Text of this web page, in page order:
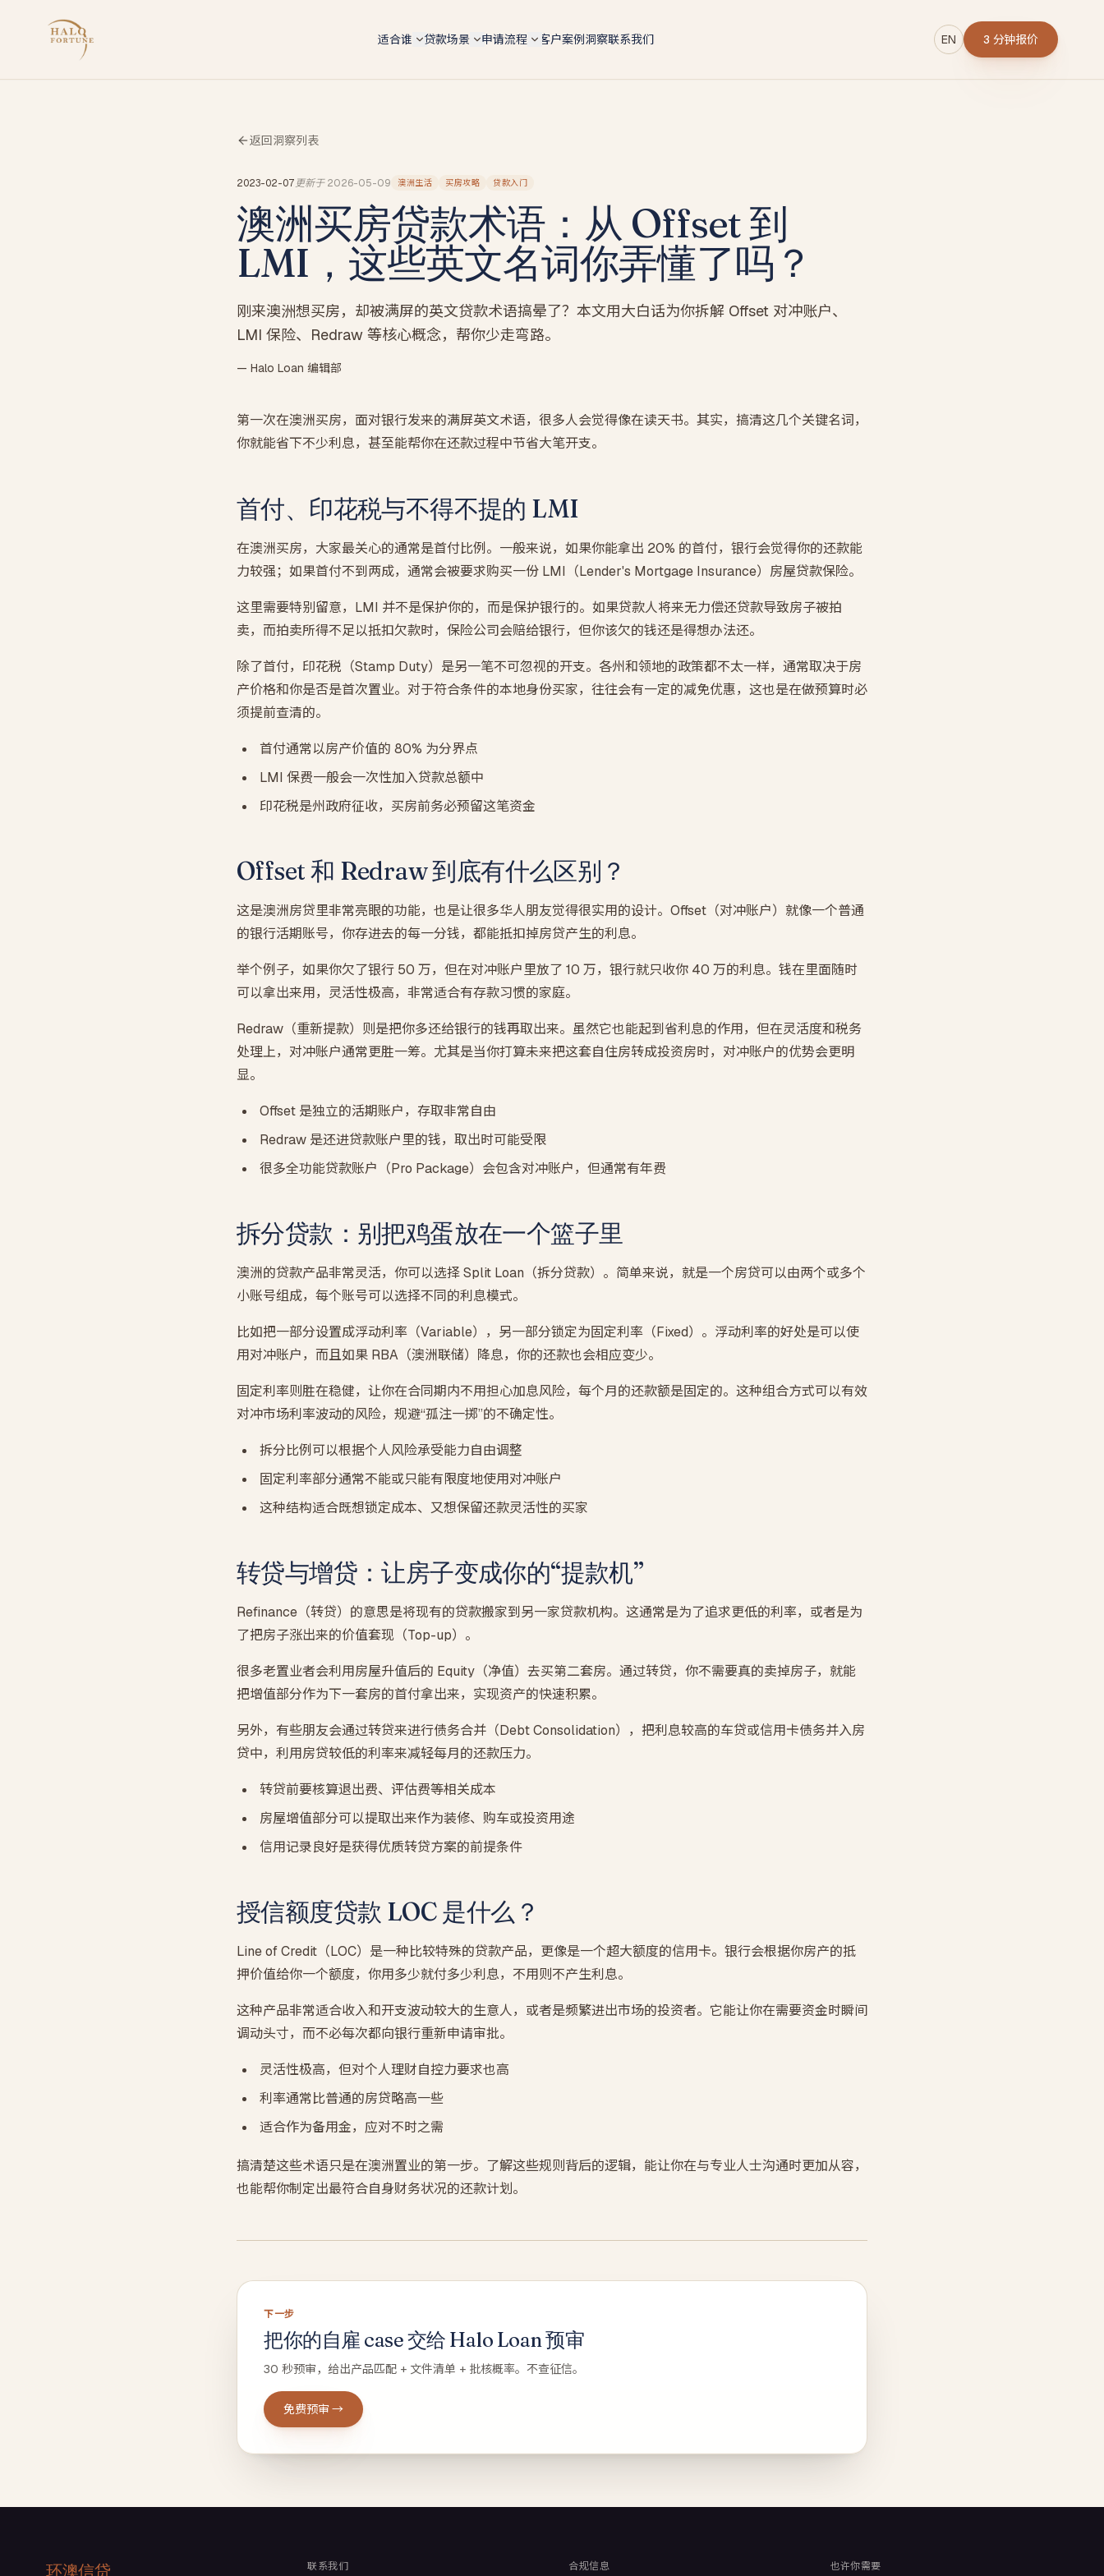
适合谁
自雇人士（总览）
Tradie 蓝领师傅
餐饮老板
餐厅 / 咖啡馆 / 酒吧 — 现金入账打包专项
墨尔本贷款经纪人
墨尔本本地自雇房贷专家 · 按区找经纪人（Box Hill /
墨尔本自雇人士
Carlton 餐饮 / Box Hill IT / CBD 设计师 — 本地 suburb
贷款场景
6 大场景总览
投资房 Investment
建房 Construction
商业 Commercial
套现 Cash-out
申请流程
5 步申请流程
Alt-doc 灵活文件
BAS + 流水 + 会计师信组合替代 2 年税单 · 18 家 lender
BAS-only 季报路径
4 季度 BAS + ABN 2 年 · 12 家 lender · 10 天 approval
投资房贷款 新
扩张
建筑贷款
期房贷款
买楼花 · 交割估值缺口提前压测
客户案例洞察联系我们 EN 3 分钟报价
返回洞察列表
2023-02-07更新于 2026-05-09 澳洲生活 买房攻略 贷款入门
澳洲买房贷款术语：从 Offset 到
LMI，这些英文名词你弄懂了吗？
刚来澳洲想买房，却被满屏的英文贷款术语搞晕了？本文用大白话为你拆解 Offset 对冲账户、
LMI 保险、Redraw 等核心概念，帮你少走弯路。
— Halo Loan 编辑部
第一次在澳洲买房，面对银行发来的满屏英文术语，很多人会觉得像在读天书。其实，搞清这几个关键名词，
你就能省下不少利息，甚至能帮你在还款过程中节省大笔开支。
首付、印花税与不得不提的 LMI
在澳洲买房，大家最关心的通常是首付比例。一般来说，如果你能拿出 20% 的首付，银行会觉得你的还款能
力较强；如果首付不到两成，通常会被要求购买一份 LMI（Lender's Mortgage Insurance）房屋贷款保险。
这里需要特别留意，LMI 并不是保护你的，而是保护银行的。如果贷款人将来无力偿还贷款导致房子被拍
卖，而拍卖所得不足以抵扣欠款时，保险公司会赔给银行，但你该欠的钱还是得想办法还。
除了首付，印花税（Stamp Duty）是另一笔不可忽视的开支。各州和领地的政策都不太一样，通常取决于房
产价格和你是否是首次置业。对于符合条件的本地身份买家，往往会有一定的减免优惠，这也是在做预算时必
须提前查清的。
首付通常以房产价值的 80% 为分界点
LMI 保费一般会一次性加入贷款总额中
印花税是州政府征收，买房前务必预留这笔资金
Offset 和 Redraw 到底有什么区别？
这是澳洲房贷里非常亮眼的功能，也是让很多华人朋友觉得很实用的设计。Offset（对冲账户）就像一个普通
的银行活期账号，你存进去的每一分钱，都能抵扣掉房贷产生的利息。
举个例子，如果你欠了银行 50 万，但在对冲账户里放了 10 万，银行就只收你 40 万的利息。钱在里面随时
可以拿出来用，灵活性极高，非常适合有存款习惯的家庭。
Redraw（重新提款）则是把你多还给银行的钱再取出来。虽然它也能起到省利息的作用，但在灵活度和税务
处理上，对冲账户通常更胜一筹。尤其是当你打算未来把这套自住房转成投资房时，对冲账户的优势会更明
显。
Offset 是独立的活期账户，存取非常自由
Redraw 是还进贷款账户里的钱，取出时可能受限
很多全功能贷款账户（Pro Package）会包含对冲账户，但通常有年费
拆分贷款：别把鸡蛋放在一个篮子里
澳洲的贷款产品非常灵活，你可以选择 Split Loan（拆分贷款）。简单来说，就是一个房贷可以由两个或多个
小账号组成，每个账号可以选择不同的利息模式。
比如把一部分设置成浮动利率（Variable），另一部分锁定为固定利率（Fixed）。浮动利率的好处是可以使
用对冲账户，而且如果 RBA（澳洲联储）降息，你的还款也会相应变少。
固定利率则胜在稳健，让你在合同期内不用担心加息风险，每个月的还款额是固定的。这种组合方式可以有效
对冲市场利率波动的风险，规避“孤注一掷”的不确定性。
拆分比例可以根据个人风险承受能力自由调整
固定利率部分通常不能或只能有限度地使用对冲账户
这种结构适合既想锁定成本、又想保留还款灵活性的买家
转贷与增贷：让房子变成你的“提款机”
Refinance（转贷）的意思是将现有的贷款搬家到另一家贷款机构。这通常是为了追求更低的利率，或者是为
了把房子涨出来的价值套现（Top-up）。
很多老置业者会利用房屋升值后的 Equity（净值）去买第二套房。通过转贷，你不需要真的卖掉房子，就能
把增值部分作为下一套房的首付拿出来，实现资产的快速积累。
另外，有些朋友会通过转贷来进行债务合并（Debt Consolidation），把利息较高的车贷或信用卡债务并入房
贷中，利用房贷较低的利率来减轻每月的还款压力。
转贷前要核算退出费、评估费等相关成本
房屋增值部分可以提取出来作为装修、购车或投资用途
信用记录良好是获得优质转贷方案的前提条件
授信额度贷款 LOC 是什么？
Line of Credit（LOC）是一种比较特殊的贷款产品，更像是一个超大额度的信用卡。银行会根据你房产的抵
押价值给你一个额度，你用多少就付多少利息，不用则不产生利息。
这种产品非常适合收入和开支波动较大的生意人，或者是频繁进出市场的投资者。它能让你在需要资金时瞬间
调动头寸，而不必每次都向银行重新申请审批。
灵活性极高，但对个人理财自控力要求也高
利率通常比普通的房贷略高一些
适合作为备用金，应对不时之需
搞清楚这些术语只是在澳洲置业的第一步。了解这些规则背后的逻辑，能让你在与专业人士沟通时更加从容，
也能帮你制定出最符合自身财务状况的还款计划。
下一步
把你的自雇 case 交给 Halo Loan 预审
30 秒预审，给出产品匹配 + 文件清单 + 批核概率。不查征信。
免费预审 →
环澳信贷 联系我们 合规信息 也许你需要